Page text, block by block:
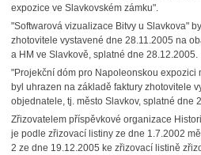
expozice ve Slavkovském zámku".
"Softwarová vizualizace Bitvy u Slavkova"
zhotovitele vystavené dne 28.11.2005 na
a HM ve Slavkově, splatné dne 28.12.2005.
"Projekční dóm pro Napoleonskou expozici
byl uhrazen na základě faktury zhotovitele
objednatele, tj. město Slavkov, splatné dne
Zřizovatelem příspěvkové organizace
je podle zřizovací listiny ze dne 1.7.2002
2 ze dne 19.12.2005 ke zřizovací listině